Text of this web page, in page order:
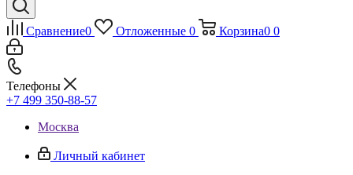
Сравнение0 Отложенные 0 Корзина0 0
Телефоны
+7 499 350-88-57
Москва
Личный кабинет